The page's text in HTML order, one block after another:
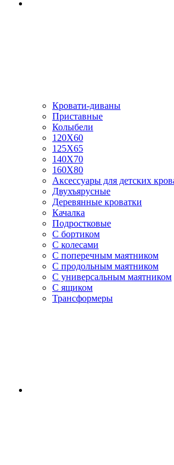
Кровати-диваны
Приставные
Колыбели
120Х60
125X65
140Х70
160Х80
Аксессуары для детских
Двухъярусные
Деревянные кроватки
Качалка
Подростковые
С бортиком
С колесами
С поперечным маятником
С продольным маятником
С универсальным маятником
С ящиком
Трансформеры